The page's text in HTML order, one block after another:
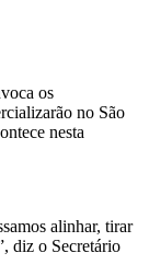
os
no São
nesta
alinhar, tirar
diz o Secretário